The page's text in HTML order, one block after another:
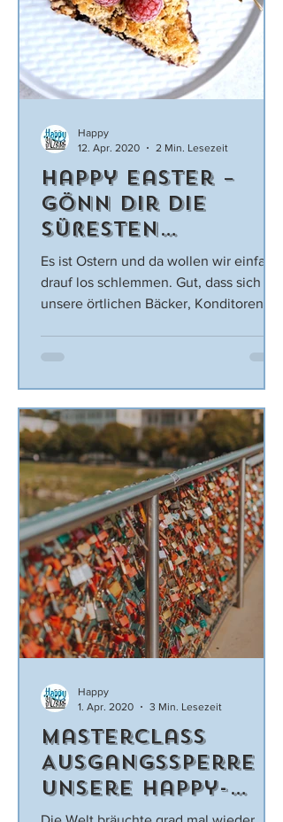
Happy Easter –
Gönn dir die
süßesten
Versuchungen
Salzburgs
Es ist Ostern und da wollen wir einfach
drauf los schlemmen. Gut, dass sich
unsere örtlichen Bäcker, Konditoren
Happy
12. Apr. 2020
2 Min. Lesezeit
Masterclass
Ausgangssperre –
Unsere Happy-
Tipps für jeden
Happy
1. Apr. 2020
3 Min. Lesezeit